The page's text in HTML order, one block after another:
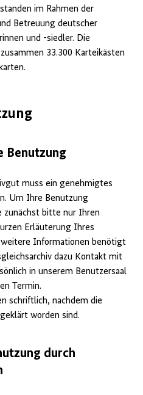
im Rahmen der
Betreuung deutscher
und -siedler. Die
33.300 Karteikästen
Benutzung
muss ein genehmigtes
Um Ihre Benutzung
zunächst bitte nur Ihren
Erläuterung Ihres
weitere Informationen benötigt
dazu Kontakt mit
in unserem Benutzersaal
Termin.
schriftlich, nachdem die
worden sind.
durch